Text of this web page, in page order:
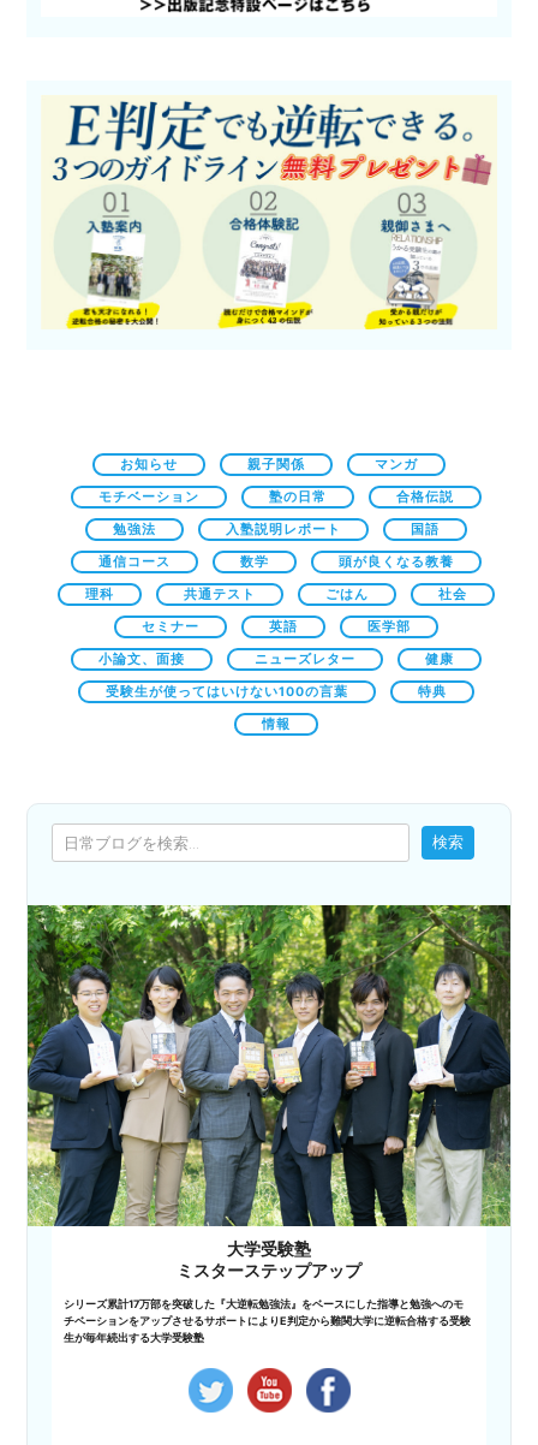
お知らせ 親子関係 マンガ
モチベーション 塾の日常 合格伝説
勉強法 入塾説明レポート 国語
通信コース 数学 頭が良くなる教養
理科 共通テスト ごはん 社会
セミナー 英語 医学部
小論文、面接 ニューズレター 健康
受験生が使ってはいけない100の言葉 特典
情報
検索
検索
大学受験塾
ミスターステップアップ
シリーズ累計17万部を突破した『大逆転勉強法』をベースにした指導と勉強へのモ
チベーションをアップさせるサポートによりE判定から難関大学に逆転合格する受験
生が毎年続出する大学受験塾